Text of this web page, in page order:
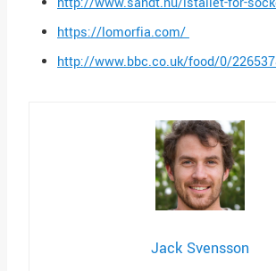
https://lomorfia.com/
http://www.bbc.co.uk/food/0/
Jack Svensson